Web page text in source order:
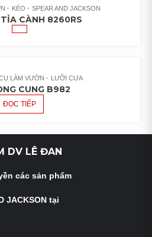
KÉO SPEAR AND JACKSON
CÀNH 8260RS
LÀM VƯỜN LƯỠI CƯA
CUNG B982
ĐỌC TIẾP
DV LÊ ĐAN
các sản phẩm
JACKSON tại